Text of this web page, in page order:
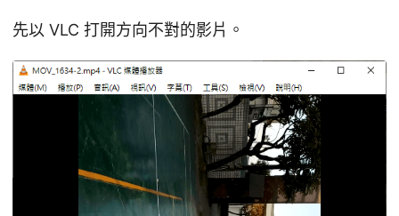
先以 VLC 打開方向不對的影片。